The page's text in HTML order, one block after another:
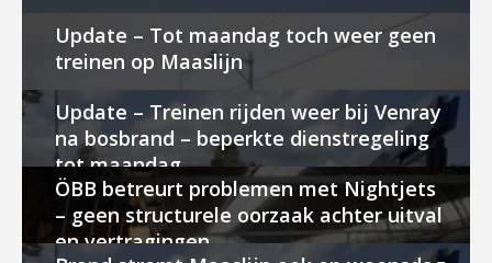
Update – Tot maandag toch weer geen
treinen op Maaslijn
Update – Treinen rijden weer bij Venray
na bosbrand – beperkte dienstregeling
tot maandag
ÖBB betreurt problemen met Nightjets
– geen structurele oorzaak achter uitval
en vertragingen